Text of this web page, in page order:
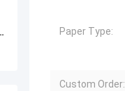
Paper Type:
Custom Order: